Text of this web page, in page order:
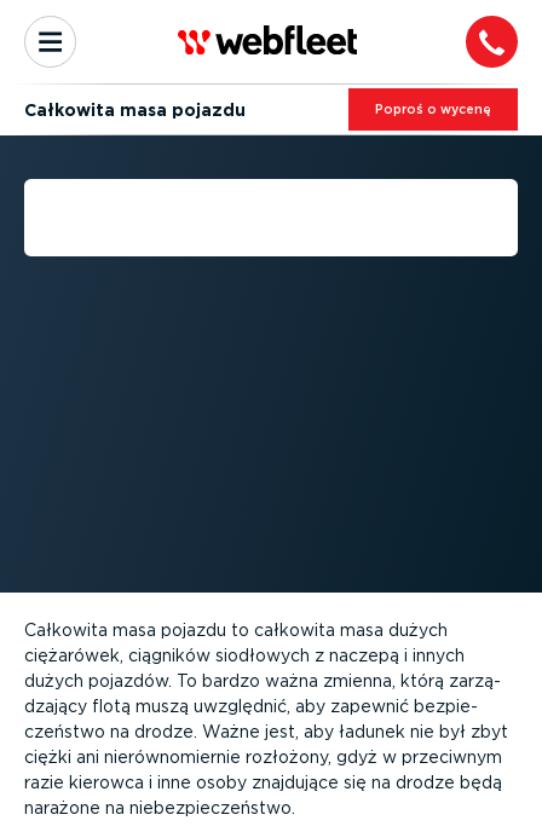
Całkowita masa pojazdu Poproś o wycenę
CZYM JEST CAŁKOWITA
Całkowita masa pojazdu to całkowita masa dużych
ciężarówek, ciągników siodłowych z naczepą i innych
dużych pojazdów. To bardzo ważna zmienna, którą zarzą­
dzający flotą muszą uwzględnić, aby zapewnić bezpie­
czeństwo na drodze. Ważne jest, aby ładunek nie był zbyt
ciężki ani nierów­no­miernie rozłożony, gdyż w przeciwnym
razie kierowca i inne osoby znajdujące się na drodze będą
narażone na niebez­pie­czeństwo.